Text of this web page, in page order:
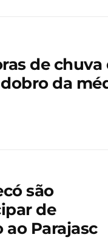
de chuva
da
são
de
Parajasc